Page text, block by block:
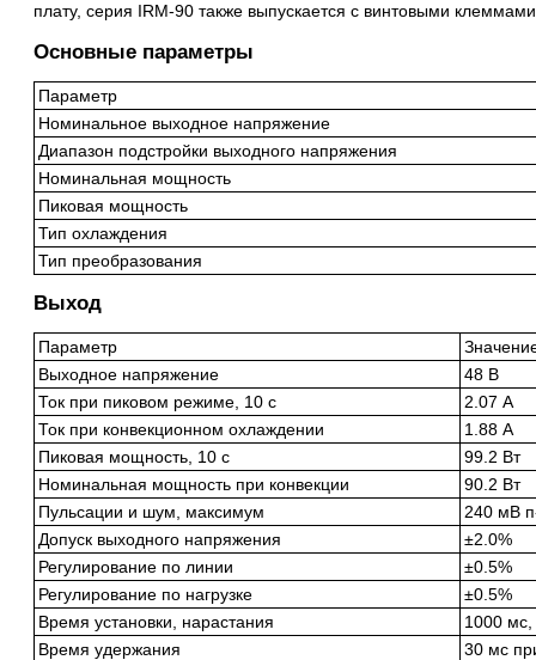
плату, серия IRM-90 также выпускается с винтовыми
Основные параметры
Параметр
Номинальное выходное напряжение
Диапазон подстройки выходного напряжения
Номинальная мощность
Пиковая мощность
Тип охлаждения
Тип преобразования
Выход
Параметр
Выходное напряжение
48 В
Ток при пиковом режиме, 10 с
2.07 А
Ток при конвекционном охлаждении
1.88 А
Пиковая мощность, 10 с
99.2 Вт
Номинальная мощность при конвекции
90.2 Вт
Пульсации и шум, максимум
240 мВ
Допуск выходного напряжения
±2.0%
Регулирование по линии
±0.5%
Регулирование по нагрузке
±0.5%
Время установки, нарастания
1000
Время удержания
30 мс